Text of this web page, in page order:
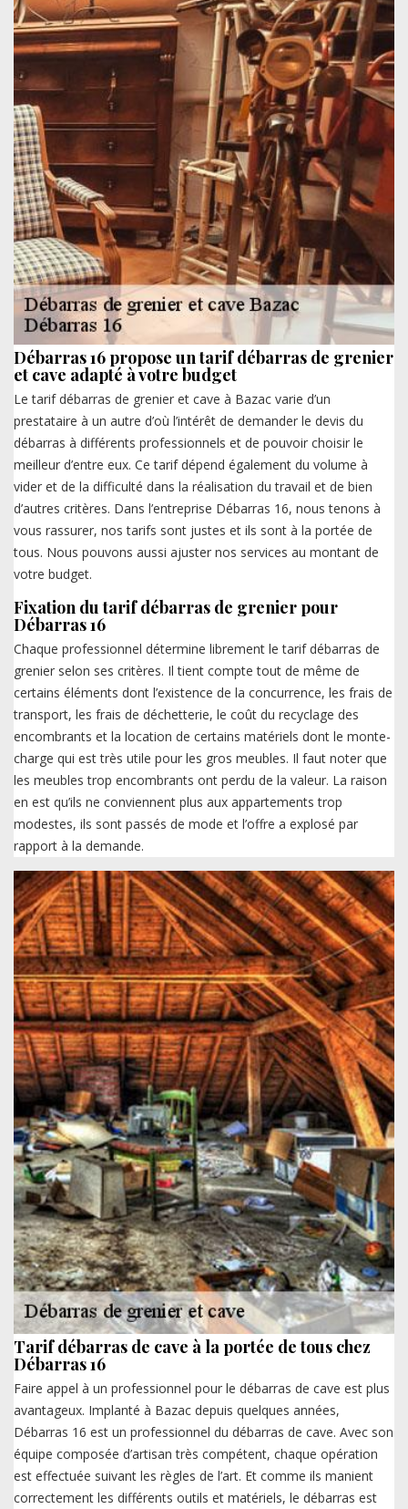
Débarras 16 propose un tarif débarras de grenier
et cave adapté à votre budget
Le tarif débarras de grenier et cave à Bazac varie d’un
prestataire à un autre d’où l’intérêt de demander le devis du
débarras à différents professionnels et de pouvoir choisir le
meilleur d’entre eux. Ce tarif dépend également du volume à
vider et de la difficulté dans la réalisation du travail et de bien
d’autres critères. Dans l’entreprise Débarras 16, nous tenons à
vous rassurer, nos tarifs sont justes et ils sont à la portée de
tous. Nous pouvons aussi ajuster nos services au montant de
votre budget.
Fixation du tarif débarras de grenier pour
Débarras 16
Chaque professionnel détermine librement le tarif débarras de
grenier selon ses critères. Il tient compte tout de même de
certains éléments dont l’existence de la concurrence, les frais de
transport, les frais de déchetterie, le coût du recyclage des
encombrants et la location de certains matériels dont le monte-
charge qui est très utile pour les gros meubles. Il faut noter que
les meubles trop encombrants ont perdu de la valeur. La raison
en est qu’ils ne conviennent plus aux appartements trop
modestes, ils sont passés de mode et l’offre a explosé par
rapport à la demande.
Tarif débarras de cave à la portée de tous chez
Débarras 16
Faire appel à un professionnel pour le débarras de cave est plus
avantageux. Implanté à Bazac depuis quelques années,
Débarras 16 est un professionnel du débarras de cave. Avec son
équipe composée d’artisan très compétent, chaque opération
est effectuée suivant les règles de l’art. Et comme ils manient
correctement les différents outils et matériels, le débarras est